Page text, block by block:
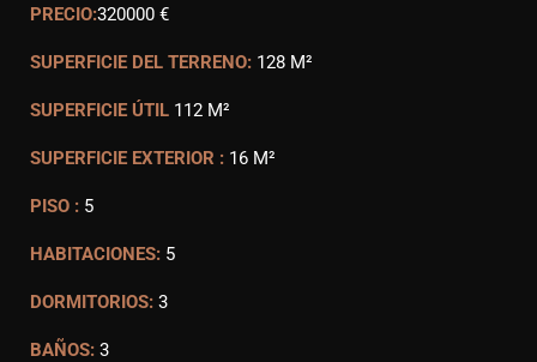
PRECIO:320000 €
SUPERFICIE DEL TERRENO: 128 M²
SUPERFICIE ÚTIL 112 M²
SUPERFICIE EXTERIOR : 16 M²
PISO : 5
HABITACIONES: 5
DORMITORIOS: 3
BAÑOS: 3